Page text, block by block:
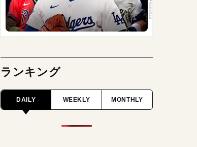
ランキング
DAILY WEEKLY MONTHLY